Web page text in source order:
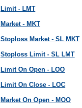
Limit - LMT
Market - MKT
Stoploss Market - SL MKT
Stoploss Limit - SL LMT
Limit On Open - LOO
Limit On Close - LOC
Market On Open - MOO